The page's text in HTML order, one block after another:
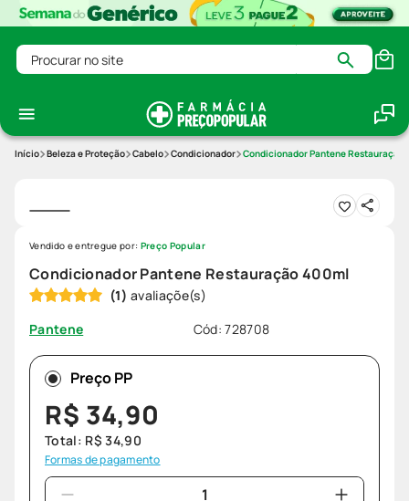
Procurar no site
Beleza e Proteção Cabelo Condicionador Condicionador Pantene Restauração
Condicionador Pantene Restauração 400ml
(1)
Pantene
Cód:728708
Vendido e entregue por: Preço Popular
Preço PP
R$ 34,90
Total: R$ 34,90
Formas de pagamento